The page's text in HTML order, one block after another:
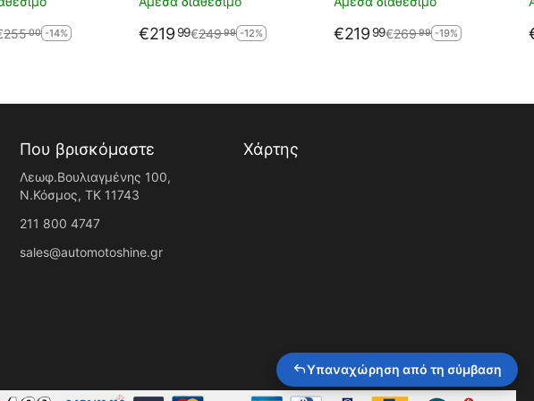
25500 -14% €219 99€24999 -12% €219 99€26999 -19%
Που βρισκόμαστε
Λεωφ.Βουλιαγμένης 100,
Ν.Κόσμος, ΤK 11743
211 800 4747
sales@automotoshine.gr
Χάρτης
Υπαναχώρηση από τη σύμβαση